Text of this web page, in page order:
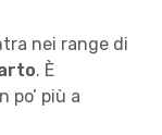
nei range di
. È
po’ più a